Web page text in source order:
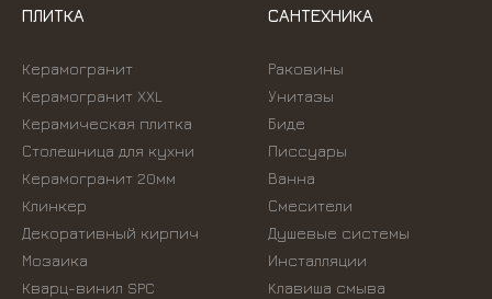
ПЛИТКА
Керамогранит
Керамогранит XXL
Керамическая плитка
Столешница для кухни
Керамогранит 20мм
Клинкер
Декоративный кирпич
Мозаика
Кварц-винил SPC
САНТЕХНИКА
Раковины
Унитазы
Биде
Писсуары
Ванна
Смесители
Душевые системы
Инсталляции
Kлавиша смыва